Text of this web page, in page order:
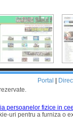
Portal
persoanelor fizice in
uri pentru a furniza o